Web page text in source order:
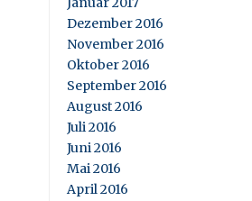
Dezember 2016
November 2016
Oktober 2016
September 2016
August 2016
Juli 2016
Juni 2016
Mai 2016
April 2016